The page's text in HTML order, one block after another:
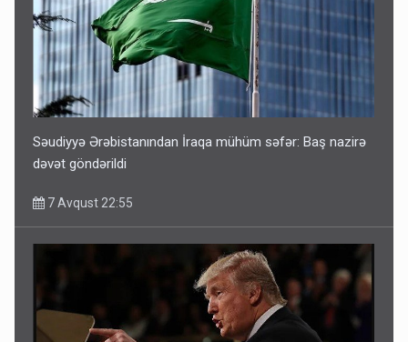
Səudiyyə Ərəbistanından İraqa mühüm səfər: Baş nazirə
dəvət göndərildi
7 Avqust 22:55